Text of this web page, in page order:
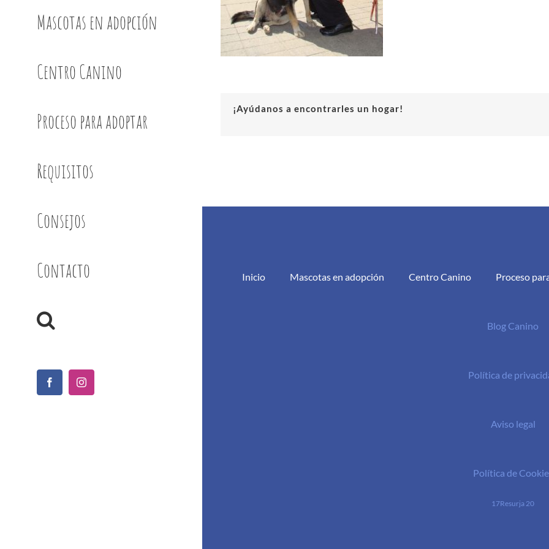
Mascotas en adopción
Centro Canino
Proceso para adoptar
Requisitos
Consejos
Contacto
FacebookInstagram
¡Ayúdanos a encontrarles un hogar!
Inicio Mascotas en adopción Centro Canino Proceso
Blog Canino
Política de
Aviso legal
Política de
17Resurja 20